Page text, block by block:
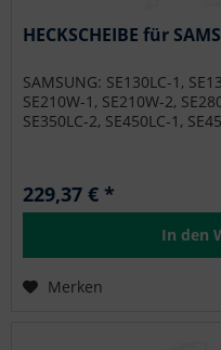
HECKSCHEIBE für
SAMSUNG: SE130LC-1,
SE210W-1, SE210W-2,
SE350LC-2, SE450LC-1,
229,37 € *
In den
Merken